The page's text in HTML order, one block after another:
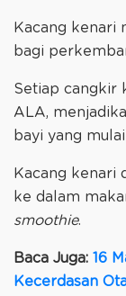
Kacang kenari
bagi
Setiap cangkir
ALA,
bayi yang
Kacang kenari
ke dalam
smoothie.
Baca Juga: 16
Kecerdasan